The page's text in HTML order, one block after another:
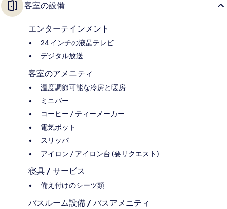
客室の設備
エンターテインメント
24 インチの液晶テレビ
デジタル放送
客室のアメニティ
温度調節可能な冷房と暖房
ミニバー
コーヒー / ティーメーカー
電気ポット
スリッパ
アイロン / アイロン台 (要リクエスト)
寝具 / サービス
備え付けのシーツ類
バスルーム設備 / バスアメニティ